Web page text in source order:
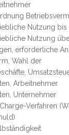
Nutzung bis
Nutzung
erforderliche
Wahl der
Arbeitnehmer
Unternehmer
Verfahren